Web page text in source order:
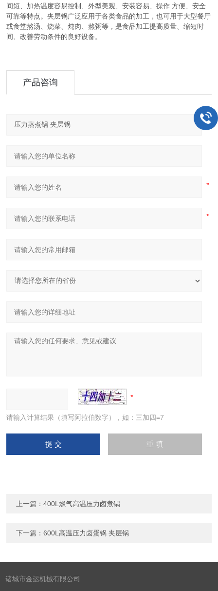
间短、加热温度容易控制、外型美观、安装容易、操作 方便、安全
可靠等特点。夹层锅广泛应用于各类食品的加工，也可用于大型餐厅
或食堂熬汤、烧菜、炖肉、熬粥等，是食品加工提高质量、缩短时
间、改善劳动条件的良好设备。
产品咨询
请输入计算结果（填写阿拉伯数字），如：三加四=7
上一篇：400L燃气高温压力卤煮锅
下一篇：600L高温压力卤蛋锅 夹层锅
诸城市金运机械有限公司